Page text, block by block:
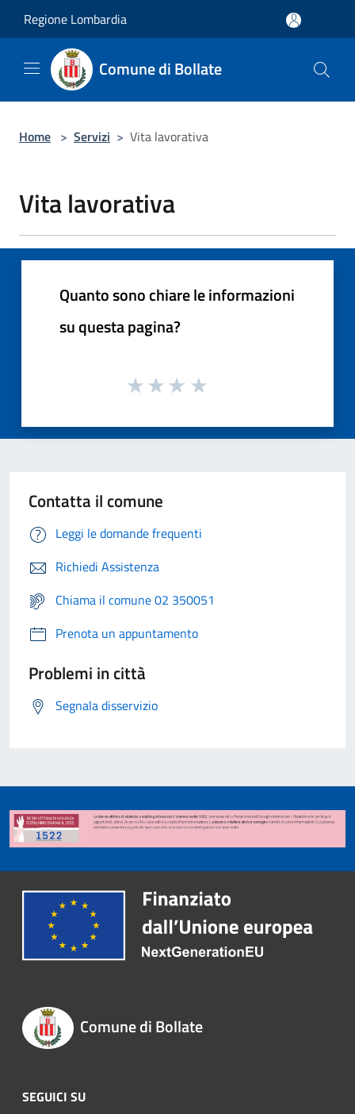
Regione Lombardia
Comune di Bollate
Home > Servizi > Vita lavorativa
Vita lavorativa
Quanto sono chiare le informazioni
su questa pagina?
Contatta il comune
Leggi le domande frequenti
Richiedi Assistenza
Chiama il comune 02 350051
Prenota un appuntamento
Problemi in città
Segnala disservizio
Comune di Bollate
SEGUICI SU